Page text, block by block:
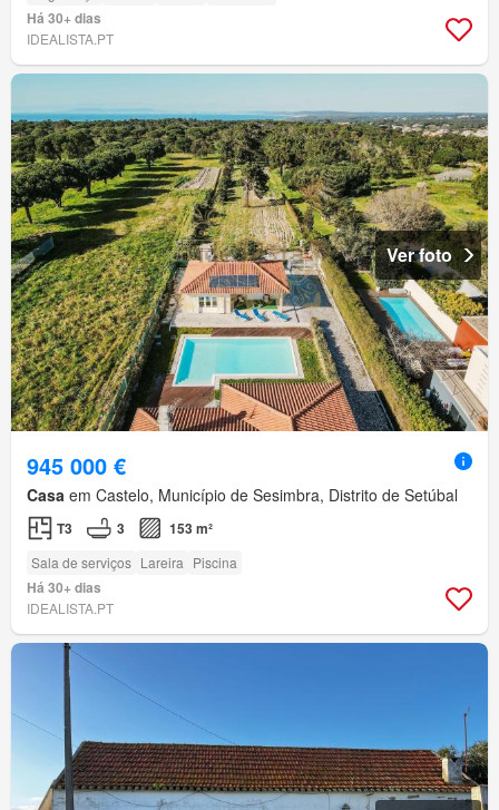
Há 30+ dias
IDEALISTA.PT
Ver foto
945 000 €
Casa em Castelo, Município de Sesimbra, Distrito de Setúbal
T3 3 153 m²
Sala de serviços Lareira Piscina
Há 30+ dias
IDEALISTA.PT